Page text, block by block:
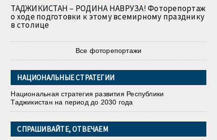
ТАДЖИКИСТАН – РОДИНА НАВРУЗА! Фоторепортаж
о ходе подготовки к этому всемирному празднику
в столице
Все фоторепортажи
НАЦИОНАЛЬНЫЕ СТРАТЕГИИ
Национальная стратегия развития Республики
Таджикистан на период до 2030 года
СПРАШИВАЙТЕ, ОТВЕЧАЕМ